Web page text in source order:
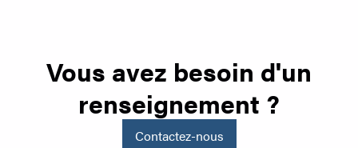
Vous avez besoin d'un
renseignement ?
Contactez-nous